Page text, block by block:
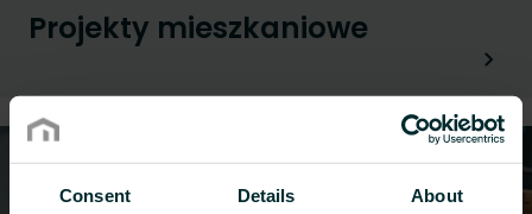
Consent Details About
Projekty mieszkaniowe